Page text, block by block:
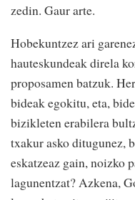
zedin. Gaur arte.
Hobekuntzez ari
hauteskundeak direla
proposamen batzuk.
bideak egokitu, eta,
bizikleten erabilera
txakur asko ditugunez,
eskatzeaz gain, noizko
lagunentzat? Azkena,